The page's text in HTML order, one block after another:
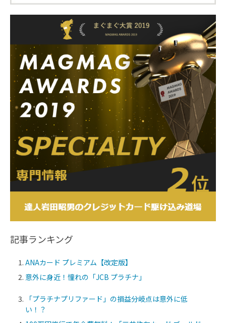
記事ランキング
ANAカード プレミアム【改定版】
意外に身近！憧れの「JCB プラチナ」
「プラチナプリファード」の損益分岐点は意外に低
い！？